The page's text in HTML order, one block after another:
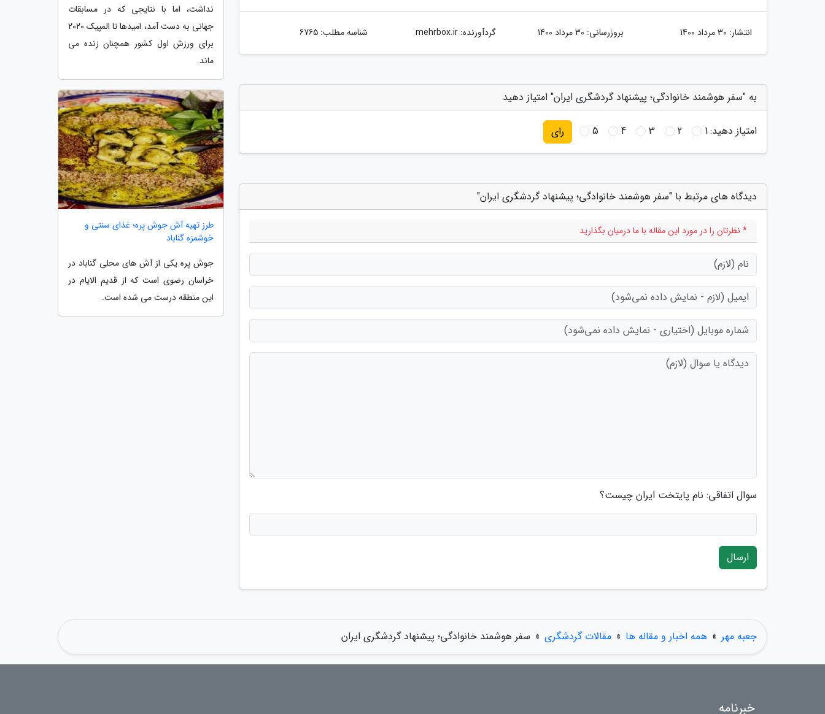
انتشار: 30 مرداد 1400 بروزرسانی: 30 مرداد 1400 گردآورنده:mehrbox.ir شناسه مطلب: 6765
به "سفر هوشمند خانوادگی؛ پیشنهاد گردشگری ایران" امتیاز دهید
امتیاز دهید:1
2
3
4
5 رای
دیدگاه های مرتبط با "سفر هوشمند خانوادگی؛ پیشنهاد گردشگری ایران"
* نظرتان را در مورد این مقاله با ما درمیان بگذارید
سوال اتفاقی: نام پایتخت ایران چیست؟
ارسال
نداشت، اما با نتایجی که در مسابقات
جهانی به دست آمد، امیدها تا المپیک 2020
برای ورزش اول کشور همچنان زنده می
ماند.
طرز تهیه آش جوش پره؛ غذای سنتی و
خوشمزه گناباد
جوش پره یکی از آش های محلی گناباد در
خراسان رضوی است که از قدیم الایام در
این منطقه درست می شده است.
جعبه مهر » همه اخبار و مقاله ها » مقالات گردشگری » سفر هوشمند خانوادگی؛ پیشنهاد گردشگری ایران
خبرنامه